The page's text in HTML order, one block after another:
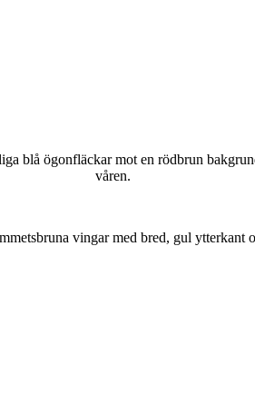
blå ögonfläckar mot en rödbrun
våren.
vingar med bred, gul ytterkant